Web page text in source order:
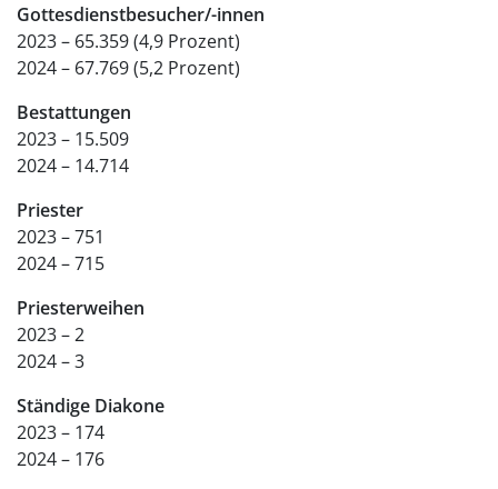
Gottesdienstbesucher/-innen
2023 – 65.359 (4,9 Prozent)
2024 – 67.769 (5,2 Prozent)
Bestattungen
2023 – 15.509
2024 – 14.714
Priester
2023 – 751
2024 – 715
Priesterweihen
2023 – 2
2024 – 3
Ständige Diakone
2023 – 174
2024 – 176